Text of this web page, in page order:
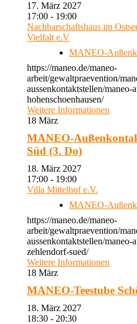
17. März 2027
17:00 - 19:00
Nachbarschaftshaus im
Vielfalt e.V
MANEO-
https://maneo.de/maneo-
arbeit/gewaltpraevention/
aussenkontaktstellen/maneo-
hohenschoenhausen/
Weitere Informationen
18 März
MANEO-
Süd (3. Do)
18. März 2027
17:00 - 19:00
Villa Mittelhof e.V.
MANEO-
https://maneo.de/maneo-
arbeit/gewaltpraevention/
aussenkontaktstellen/maneo-
zehlendorf-sued/
Weitere Informationen
18 März
MANEO-Teestube
18. März 2027
18:30 - 20:30